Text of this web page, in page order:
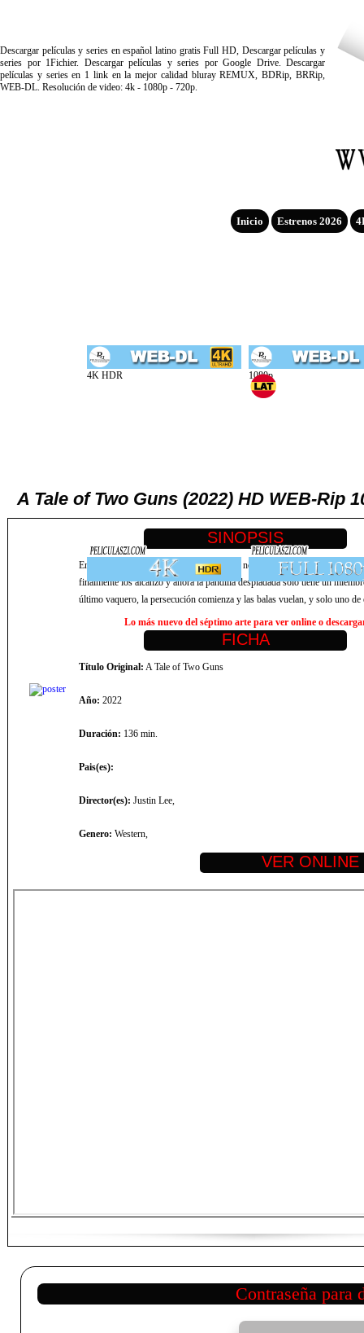
Descargar películas y series en español latino gratis Full HD, Descargar películas y
series por 1Fichier. Descargar películas y series por Google Drive. Descargar
películas y series en 1 link en la mejor calidad bluray REMUX, BDRip, BRRip,
WEB-DL. Resolución de video: 4k - 1080p - 720p.
Inicio Estrenos 2026
A Tale of Two Guns (2022) HD WEB-Rip
En el anárquico Oeste, The Cowboys, una notoria hermandad de
finalmente los alcanzó y ahora la pandilla despiadada solo tiene un
último vaquero, la persecución comienza y las balas vuelan, y solo uno
Lo más nuevo del séptimo arte para ver online o
Título Original: A Tale of Two Guns
Año: 2022
Duración: 136 min.
Pais(es):
Director(es): Justin Lee,
Genero: Western,
Contraseña para